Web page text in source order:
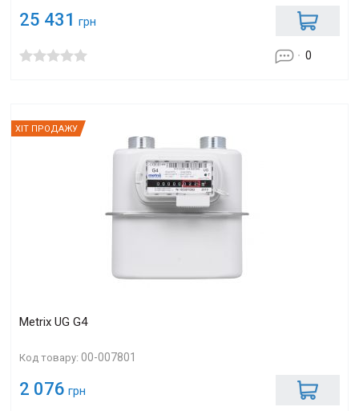
25 431 грн
0
ХІТ ПРОДАЖУ
Metrix UG G4
Код товару:00-007801
2 076 грн